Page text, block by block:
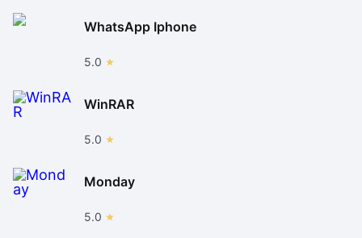
WhatsApp Iphone
5.0
WinRAR
5.0
Monday
5.0